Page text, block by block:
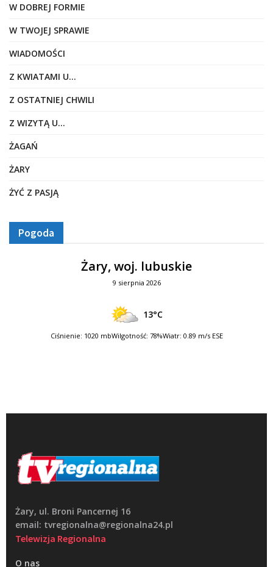
W DOBREJ FORMIE
W TWOJEJ SPRAWIE
WIADOMOŚCI
Z KWIATAMI U…
Z OSTATNIEJ CHWILI
Z WIZYTĄ U…
ŻAGAŃ
ŻARY
ŻYĆ Z PASJĄ
Pogoda
Żary, woj. lubuskie
9 sierpnia 2026
13°C
Ciśnienie: 1020 mbWilgotność: 78%Wiatr: 0.89 m/s ESE
Żary, ul. Broni Pancernej 16
email: tvregionalna@regionalna24.pl
Telewizja Regionalna
O nas